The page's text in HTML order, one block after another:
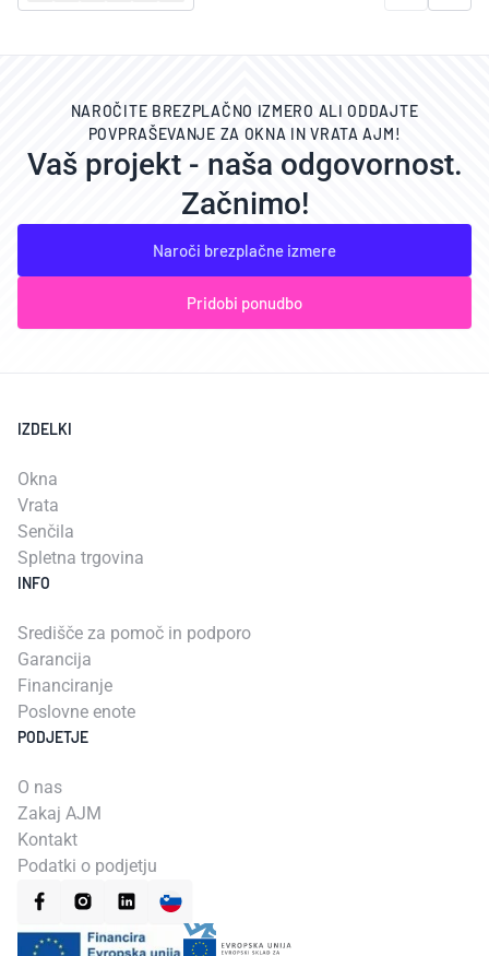
NAROČITE BREZPLAČNO IZMERO ALI ODDAJTE
POVPRAŠEVANJE ZA OKNA IN VRATA AJM!
Vaš projekt - naša odgovornost.
Začnimo!
Naroči brezplačne izmere
Pridobi ponudbo
IZDELKI
Okna
Vrata
Senčila
Spletna trgovina
INFO
Središče za pomoč in podporo
Garancija
Financiranje
Poslovne enote
PODJETJE
O nas
Zakaj AJM
Kontakt
Podatki o podjetju